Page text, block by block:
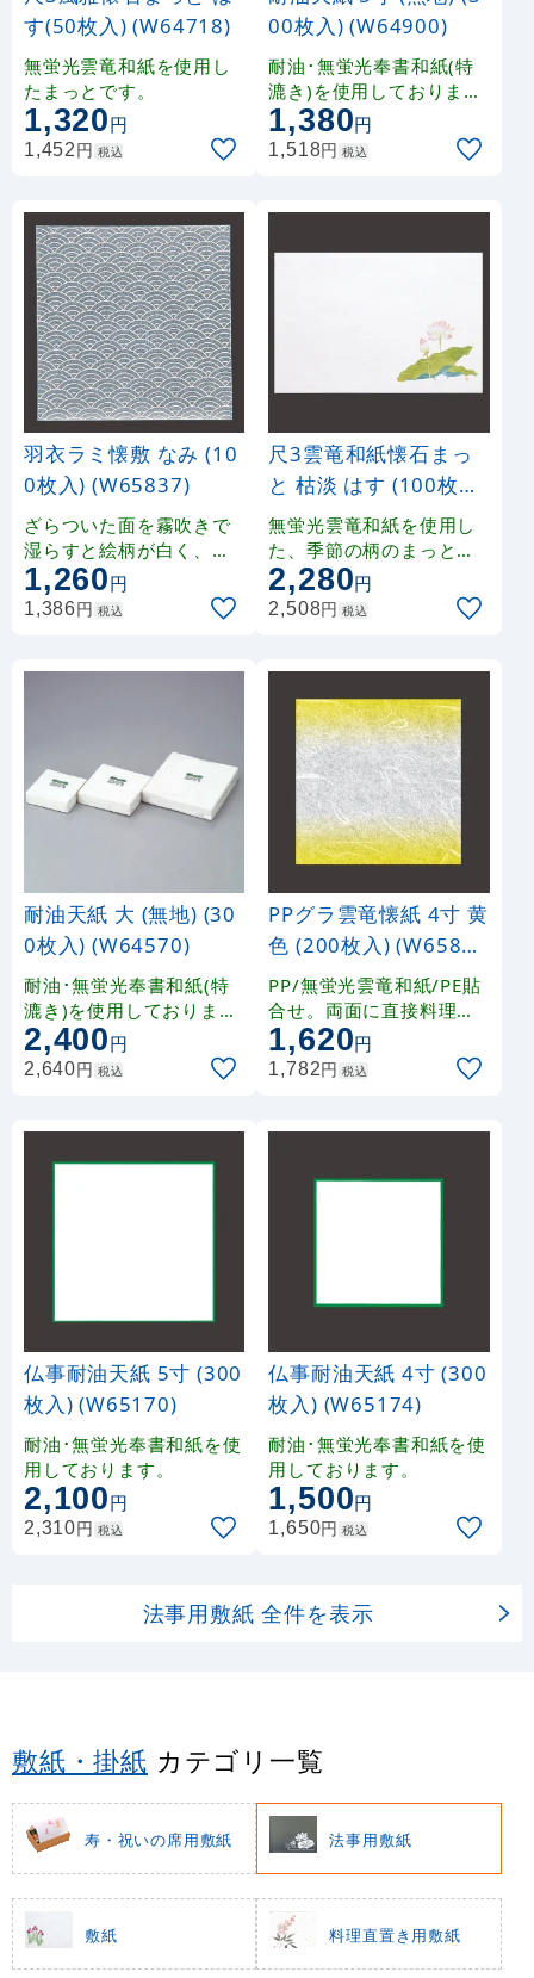
印刷面）に直接お料理を
せん。
す(50枚入) (W64718)
無蛍光雲竜和紙を使用し
たまっとです。
1,320円
1,452円 税込
00枚入) (W64900)
耐油･無蛍光奉書和紙(特
漉き)を使用しております
。 長繊維パルプ抄紙 結婚
式場、宴会場などの会席
料理用に最適です。
1,380円
1,518円 税込
羽衣ラミ懐敷 なみ (10
0枚入) (W65837)
ざらついた面を霧吹きで
湿らすと絵柄が白く、鮮
やかに浮き出ます。■無
蛍光レーヨン紙に特殊ラ
ミネート加工を施してお
過せず、食材の鮮度保持
た面）に食材が触れるよ
うに必ずご使用ください
。食材から出るドリップ
が透過しないので、「ま
しくいただけます。■食
用インキを使用しており
ません。ザラついた面（
印刷面）に直接お料理を
盛り付けることはできま
せん。
1,260円
1,386円 税込
尺3雲竜和紙懐石まっ
と 枯淡 はす (100枚入)
(W65052)
無蛍光雲竜和紙を使用し
た、季節の柄のまっとで
す。
2,280円
2,508円 税込
耐油天紙 大 (無地) (30
0枚入) (W64570)
耐油･無蛍光奉書和紙(特
漉き)を使用しております
。 長繊維パルプ抄紙 結婚
式場、宴会場などの会席
料理用に最適です。
2,400円
2,640円 税込
PPグラ雲竜懐紙 4寸 黄
色 (200枚入) (W65884
)
PP/無蛍光雲竜和紙/PE貼
合せ。両面に直接料理を
盛り付けることができま
す。■コシのある使いや
すいフィルムです
1,620円
1,782円 税込
仏事耐油天紙 5寸 (300
枚入) (W65170)
耐油･無蛍光奉書和紙を使
用しております。
2,100円
2,310円 税込
仏事耐油天紙 4寸 (300
枚入) (W65174)
耐油･無蛍光奉書和紙を使
用しております。
1,500円
1,650円 税込
法事用敷紙 全件を表示
敷紙・掛紙 カテゴリ一覧
寿・祝いの席用敷紙 法事用敷紙
敷紙 料理直置き用敷紙